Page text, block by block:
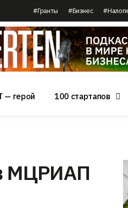
#Гранты #Бизнес #Налоги
— герой 100 стартапов
МЦРИАП